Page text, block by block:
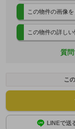
この物件の画像
この物件の詳し
質
こ
LINEで送